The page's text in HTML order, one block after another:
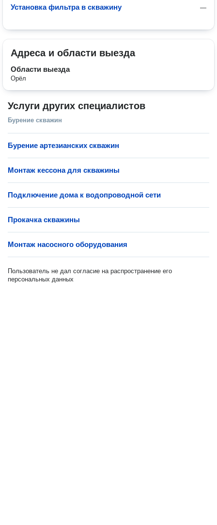
—
Установка фильтра в скважину
Адреса и области выезда
Области выезда
Орёл
Услуги других специалистов
Бурение скважин
Бурение артезианских скважин
Монтаж кессона для скважины
Подключение дома к водопроводной сети
Прокачка скважины
Монтаж насосного оборудования
Пользователь не дал согласие на распространение его
персональных данных